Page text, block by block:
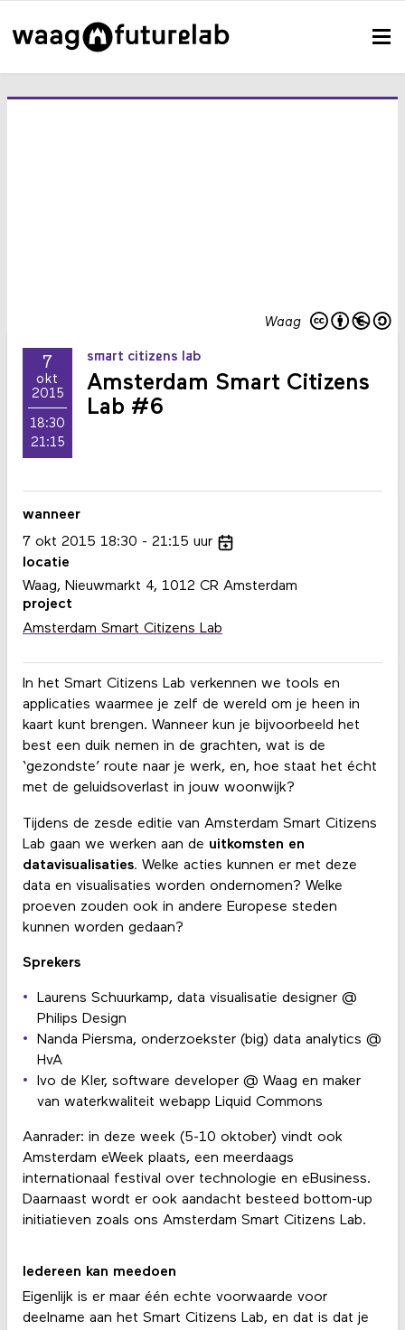
Waag
7
okt
2015
18:30
21:15
smart citizens lab
Amsterdam Smart Citizens
Lab #6
In het Smart Citizens Lab verkennen we tools en
applicaties waarmee je zelf de wereld om je heen in
kaart kunt brengen. Wanneer kun je bijvoorbeeld het
best een duik nemen in de grachten, wat is de
‘gezondste’ route naar je werk, en, hoe staat het écht
met de geluidsoverlast in jouw woonwijk?
Tijdens de zesde editie van Amsterdam Smart Citizens
Lab gaan we werken aan de uitkomsten en
datavisualisaties. Welke acties kunnen er met deze
data en visualisaties worden ondernomen? Welke
proeven zouden ook in andere Europese steden
kunnen worden gedaan?
Sprekers
Laurens Schuurkamp, data visualisatie designer @
Philips Design
Nanda Piersma, onderzoekster (big) data analytics @
HvA
Ivo de Kler, software developer @ Waag en maker
van waterkwaliteit webapp Liquid Commons
Aanrader: in deze week (5-10 oktober) vindt ook
Amsterdam eWeek plaats, een meerdaags
internationaal festival over technologie en eBusiness.
Daarnaast wordt er ook aandacht besteed bottom-up
initiatieven zoals ons Amsterdam Smart Citizens Lab.
Iedereen kan meedoen
Eigenlijk is er maar één echte voorwaarde voor
deelname aan het Smart Citizens Lab, en dat is dat je
wanneer
7 okt 2015 18:30 21:15 uur
locatie
Waag, Nieuwmarkt 4, 1012 CR Amsterdam
project
Amsterdam Smart Citizens Lab